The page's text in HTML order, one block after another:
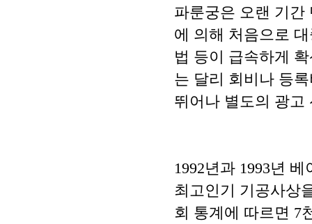
파룬궁은 오랜 기간
에 의해 처음으로
법 등이 급속하게
는 달리 회비나 등
뛰어나 별도의 광고
1992년과 1993년
최고인기 기공사상
회 통계에 따르면 7